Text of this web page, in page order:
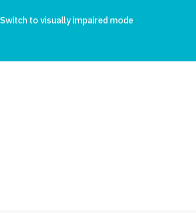
Switch to visually impaired mode